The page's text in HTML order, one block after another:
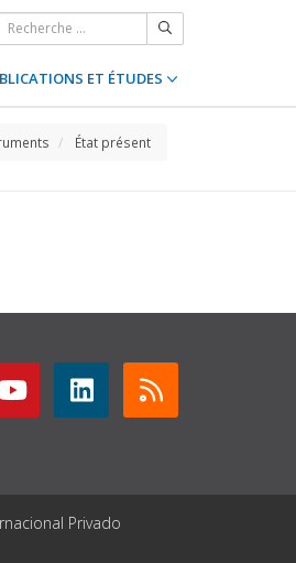
ET ÉTUDES
État présent
Privado